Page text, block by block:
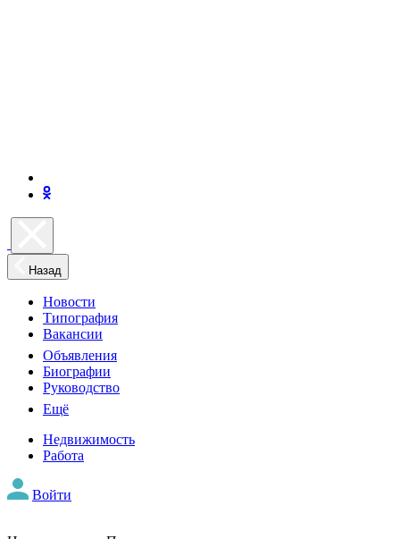
Назад
Новости
Типография
Вакансии
Объявления
Биографии
Руководство
Ещё
Недвижимость
Работа
Войти